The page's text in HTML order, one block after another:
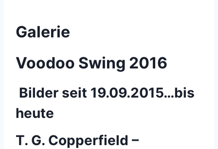
Galerie
Voodoo Swing 2016
Bilder seit 19.09.2015…bis
heute
T. G. Copperfield –